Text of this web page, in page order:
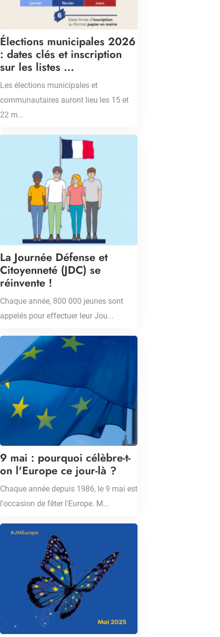
Élections municipales 2026
: dates clés et inscription
sur les listes ...
Les élections municipales et
communautaires auront lieu les 15 et
22 m...
La Journée Défense et
Citoyenneté (JDC) se
réinvente !
Chaque année, 800 000 jeunes sont
appelés pour effectuer leur Jou...
9 mai : pourquoi célèbre-t-
on l'Europe ce jour-là ?
Chaque année depuis 1986, le 9 mai est
l'occasion de fêter l'Europe. M...